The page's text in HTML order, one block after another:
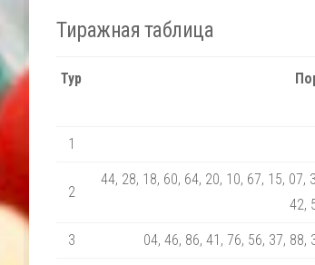
Тиражная таблица
Тур
1
2
44, 28, 18, 60, 64, 20, 10, 67, 15, 07,
42,
3 04, 46, 86, 41, 76, 56, 37, 88,